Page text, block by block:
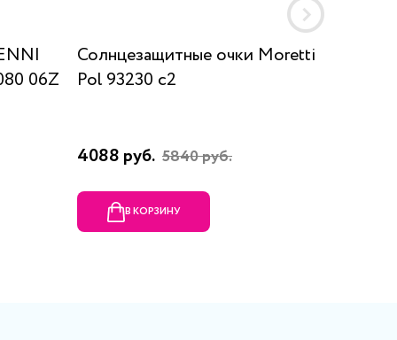
06Z
Солнцезащитные очки Moretti
Pol 93230 c2
4088 руб. 5840 руб.
В КОРЗИНУ